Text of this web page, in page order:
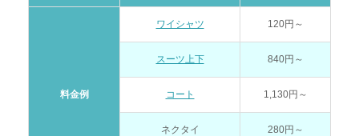
料金例
ワイシャツ 120円～
スーツ上下 840円～
コート 1,130円～
ネクタイ 280円～